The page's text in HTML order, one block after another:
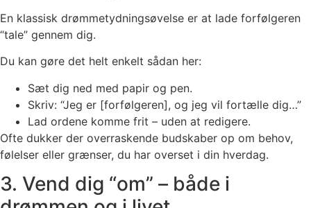
En klassisk drømmetydningsøvelse er at lade forfølgeren
“tale” gennem dig.
Du kan gøre det helt enkelt sådan her:
Sæt dig ned med papir og pen.
Skriv: “Jeg er [forfølgeren], og jeg vil fortælle dig…”
Lad ordene komme frit – uden at redigere.
Ofte dukker der overraskende budskaber op om behov,
følelser eller grænser, du har overset i din hverdag.
3. Vend dig “om” – både i